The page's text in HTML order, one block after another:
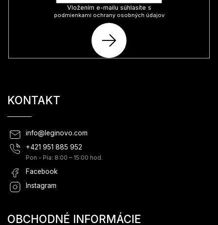
Vložením e-mailu súhlasíte s
podmienkami ochrany osobných údajov
PRIHLÁSIŤ
SA
KONTAKT
info@ leginovo.com
+421 951 885 952
Pon - Pia: 8:00 – 15:00 hod.
Facebook
Instagram
OBCHODNÉ INFORMÁCIE